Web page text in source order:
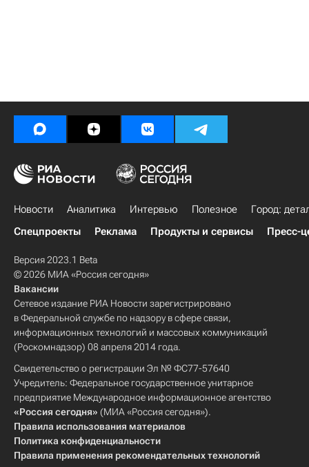
Новости Аналитика Интервью Полезное
Город:
Спецпроекты
Реклама Продукты и сервисы Пресс-
Версия 2023.1 Beta
© 2026 МИА «Россия сегодня»
Вакансии
Сетевое издание РИА Новости зарегистрировано
в Федеральной службе по надзору в сфере связи,
информационных технологий и массовых коммуникаций
(Роскомнадзор) 08 апреля 2014 года.
Свидетельство о регистрации Эл № ФС77-57640
Учредитель: Федеральное государственное унитарное
предприятие Международное информационное агентство
«Россия сегодня» (МИА «Россия сегодня»).
Правила использования материалов
Политика конфиденциальности
Правила применения рекомендательных технологий